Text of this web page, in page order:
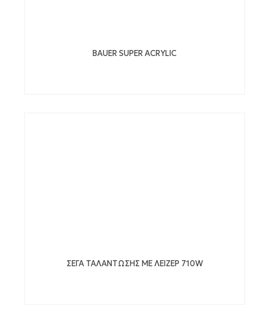
BAUER SUPER ACRYLIC
ΣΕΓΑ ΤΑΛΑΝΤΩΣΗΣ ΜΕ ΛΕΙΖΕΡ 710W